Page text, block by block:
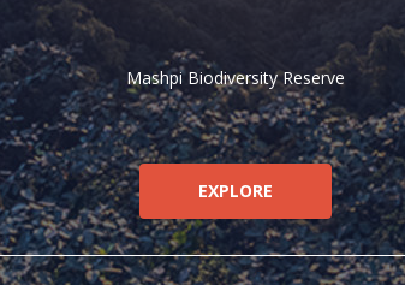
Mashpi Biodiversity Reserve
EXPLORE